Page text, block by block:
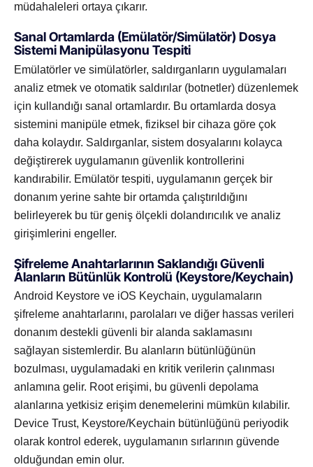
müdahaleleri ortaya çıkarır.
Sanal Ortamlarda (Emülatör/Simülatör) Dosya
Sistemi Manipülasyonu Tespiti
Emülatörler ve simülatörler, saldırganların uygulamaları
analiz etmek ve otomatik saldırılar (botnetler) düzenlemek
için kullandığı sanal ortamlardır. Bu ortamlarda dosya
sistemini manipüle etmek, fiziksel bir cihaza göre çok
daha kolaydır. Saldırganlar, sistem dosyalarını kolayca
değiştirerek uygulamanın güvenlik kontrollerini
kandırabilir. Emülatör tespiti, uygulamanın gerçek bir
donanım yerine sahte bir ortamda çalıştırıldığını
belirleyerek bu tür geniş ölçekli dolandırıcılık ve analiz
girişimlerini engeller.
Şifreleme Anahtarlarının Saklandığı Güvenli
Alanların Bütünlük Kontrolü (Keystore/Keychain)
Android Keystore ve iOS Keychain, uygulamaların
şifreleme anahtarlarını, parolaları ve diğer hassas verileri
donanım destekli güvenli bir alanda saklamasını
sağlayan sistemlerdir. Bu alanların bütünlüğünün
bozulması, uygulamadaki en kritik verilerin çalınması
anlamına gelir. Root erişimi, bu güvenli depolama
alanlarına yetkisiz erişim denemelerini mümkün kılabilir.
Device Trust, Keystore/Keychain bütünlüğünü periyodik
olarak kontrol ederek, uygulamanın sırlarının güvende
olduğundan emin olur.